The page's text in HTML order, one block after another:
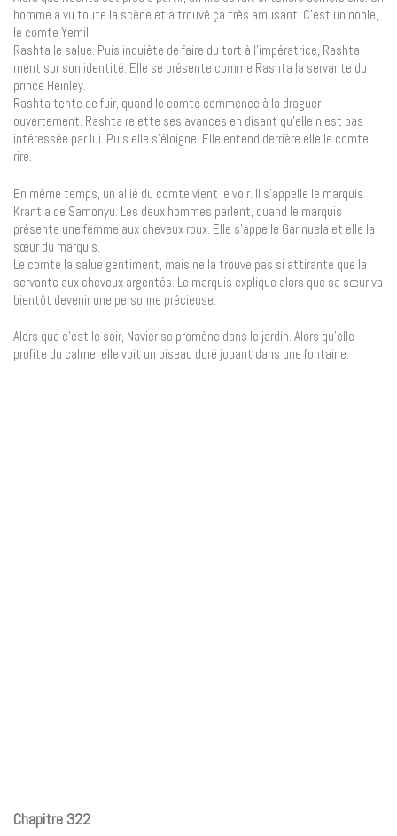
homme a vu toute la scène et a trouvé ça très amusant. C’est un noble,
le comte Yemil.
Rashta le salue. Puis inquiète de faire du tort à l’impératrice, Rashta
ment sur son identité. Elle se présente comme Rashta la servante du
prince Heinley.
Rashta tente de fuir, quand le comte commence à la draguer
ouvertement. Rashta rejette ses avances en disant qu’elle n’est pas
intéressée par lui. Puis elle s’éloigne. Elle entend derrière elle le comte
rire.
En même temps, un allié du comte vient le voir. Il s’appelle le marquis
Krantia de Samonyu. Les deux hommes parlent, quand le marquis
présente une femme aux cheveux roux. Elle s’appelle Garinuela et elle la
sœur du marquis.
Le comte la salue gentiment, mais ne la trouve pas si attirante que la
servante aux cheveux argentés. Le marquis explique alors que sa sœur va
bientôt devenir une personne précieuse.
Alors que c’est le soir, Navier se promène dans le jardin. Alors qu’elle
profite du calme, elle voit un oiseau doré jouant dans une fontaine.
Chapitre 322